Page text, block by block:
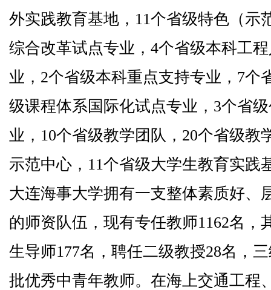
外实践教育基地， 11个省级特色（示
综合改革试点专业， 4个省级本科工
业， 2个省级本科重点支持专业， 7个
级课程体系国际化试点专业， 3个省
业， 10个省级教学团队， 20个省级教
示范中心， 11个省级大学生教育实践
大连海事大学拥有一支整体素质好、
的师资队伍，现有专任教师1162名，
生导师177名，聘任二级教授28名，
批优秀中青年教师。在海上交通工程